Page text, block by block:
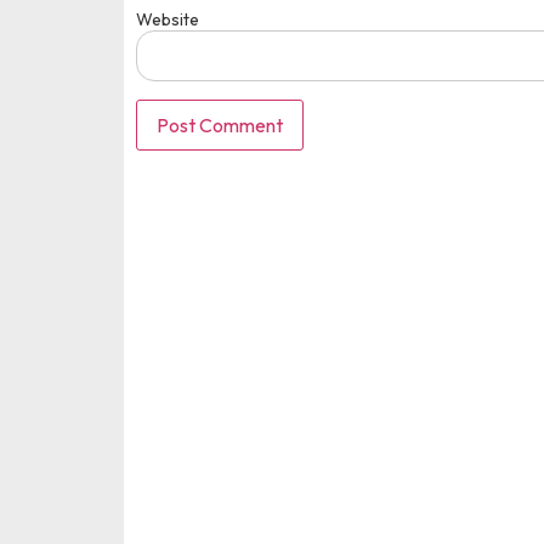
Website